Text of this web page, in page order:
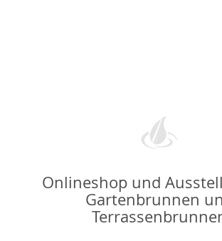
Onlineshop und
Gartenbrunnen